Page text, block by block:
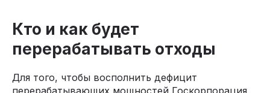
Кто и как будет
перерабатывать отходы
Для того, чтобы восполнить дефицит
перерабатывающих мощностей Госкорпорация